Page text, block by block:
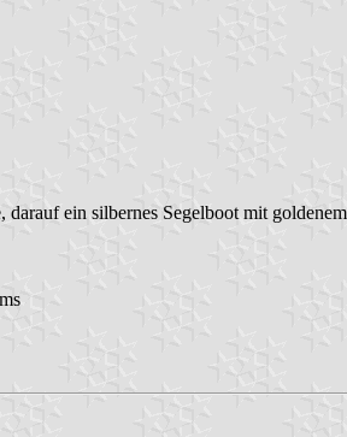
ein silbernes Segelboot mit